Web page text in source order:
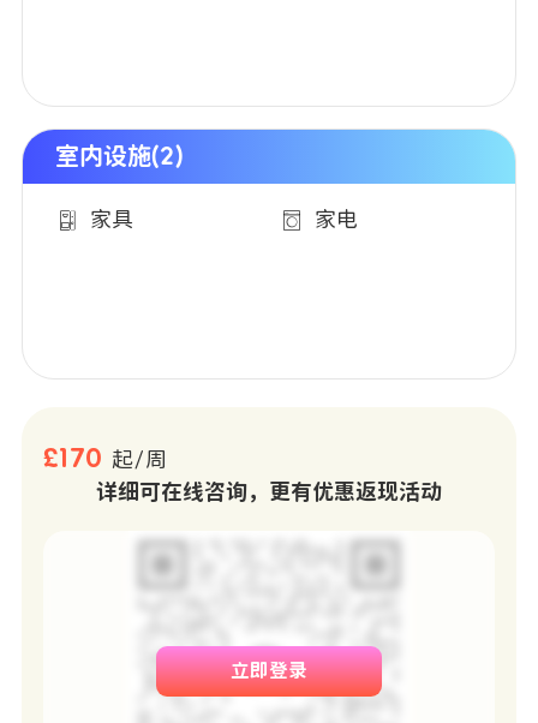
室内设施(2)
家具 家电
£170 起/周
详细可在线咨询，更有优惠返现活动
立即登录